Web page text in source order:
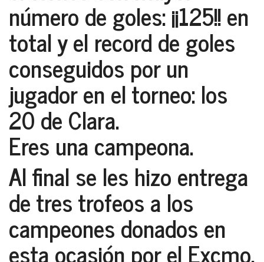
número de goles: ¡¡125!! en
total y el record de goles
conseguidos por un
jugador en el torneo: los
20 de Clara.
Eres una campeona.
Al final se les hizo entrega
de tres trofeos a los
campeones donados en
esta ocasión por elExcmo.